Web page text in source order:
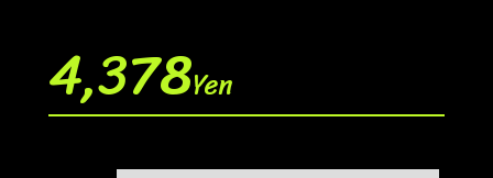
4,378Yen